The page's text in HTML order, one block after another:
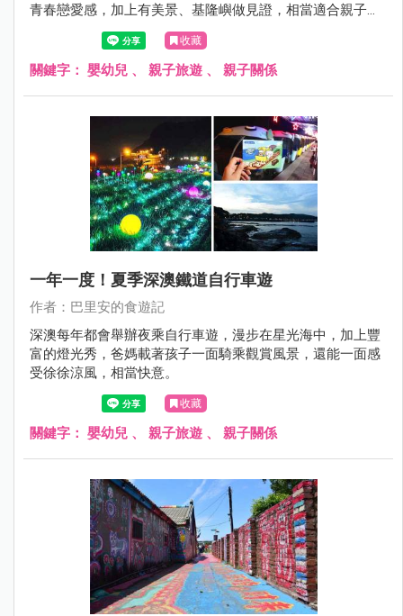
青春戀愛感，加上有美景、基隆嶼做見證，相當適合親子一
起來感受萬里無雲的海洋氛圍。
收藏
關鍵字： 嬰幼兒 、 親子旅遊 、 親子關係
一年一度！夏季深澳鐵道自行車遊
作者：巴里安的食遊記
深澳每年都會舉辦夜乘自行車遊，漫步在星光海中，加上豐
富的燈光秀，爸媽載著孩子一面騎乘觀賞風景，還能一面感
受徐徐涼風，相當快意。
收藏
關鍵字： 嬰幼兒 、 親子旅遊 、 親子關係